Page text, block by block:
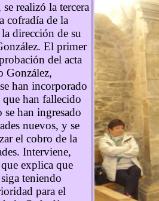
realizó la tercera
cofradía de la
dirección de su
El primer
del acta
González,
han incorporado
han fallecido
se han ingresado
nuevos, y se
el cobro de la
Interviene,
explica que
teniendo
para el